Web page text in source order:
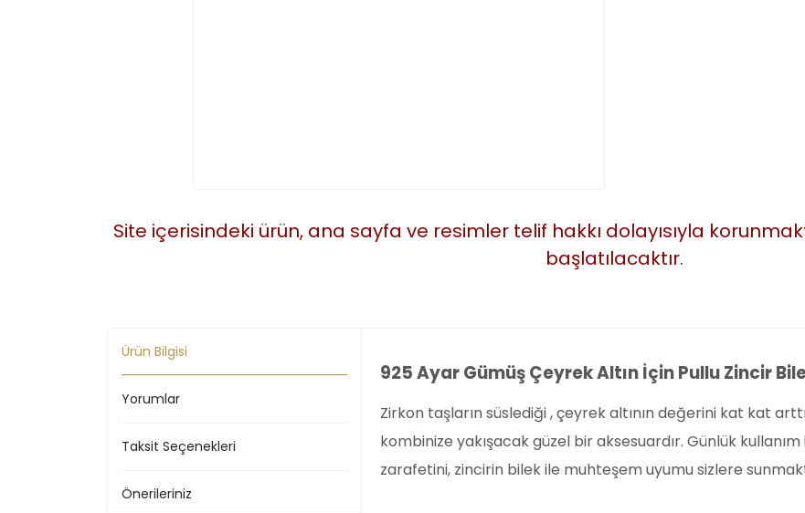
Site içerisindeki ürün, ana sayfa ve resimler telif hakkı dolayısıyla
başlatılacaktır.
Ürün Bilgisi
Yorumlar
Taksit Seçenekleri
Önerileriniz
925 Ayar Gümüş Çeyrek Altın İçin Pullu Zincir
Zirkon taşların süslediği , çeyrek altının değerini kat kat
kombinize yakışacak güzel bir aksesuardır. Günlük
zarafetini, zincirin bilek ile muhteşem uyumu sizlere